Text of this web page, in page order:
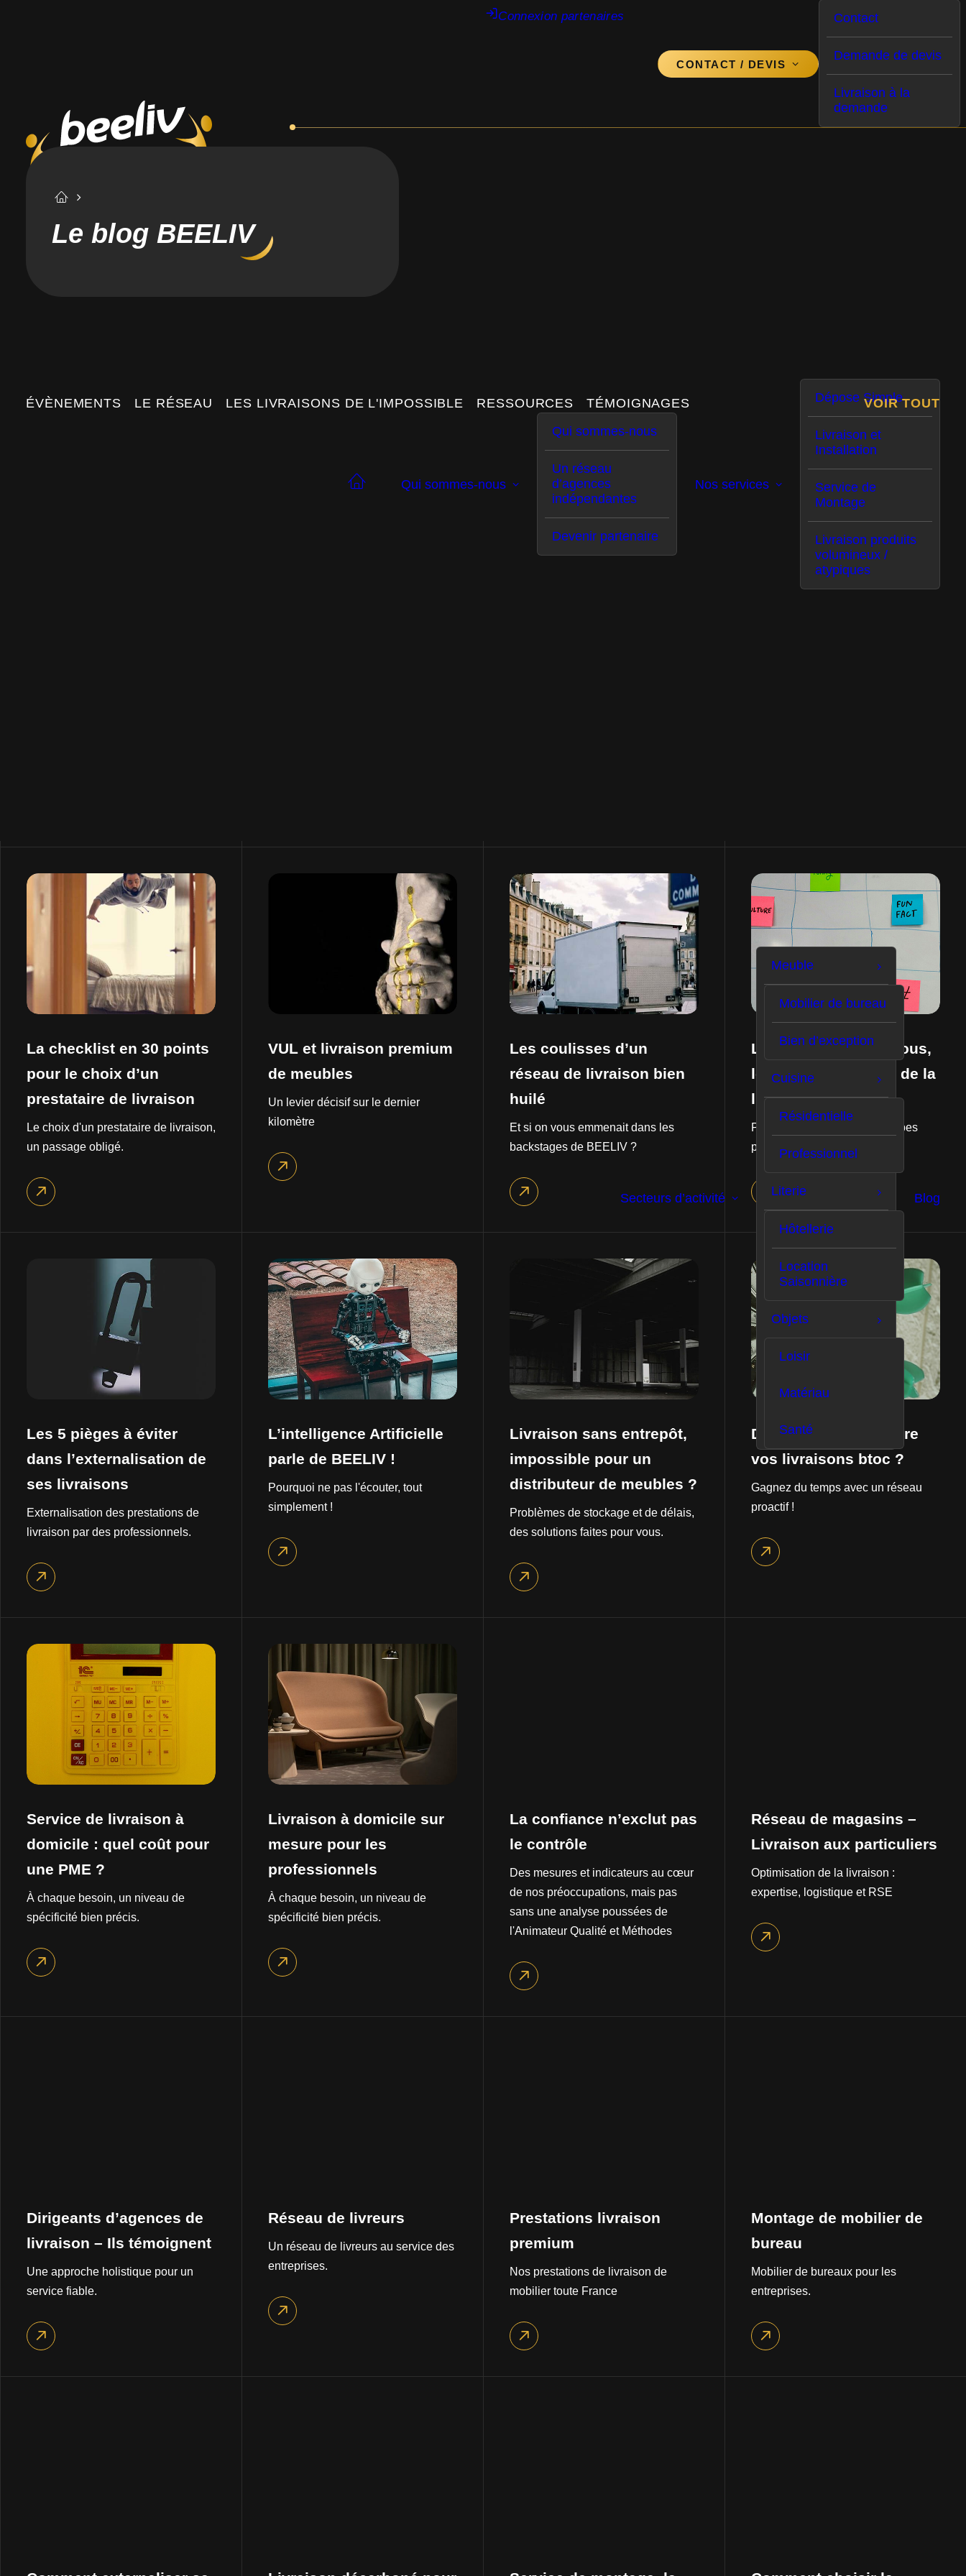
Connexion partenaires
CONTACT / DEVIS
Contact
Demande de devis
Livraison à la
demande
Qui sommes-nous
Qui sommes-nous
Un réseau
d’agences
indépendantes
Devenir partenaire
Nos services
Dépose Simple
Livraison et
Installation
Service de
Montage
Livraison produits
volumineux /
atypiques
Secteurs d’activité
Meuble
Mobilier de bureau
Bien d’exception
Cuisine
Résidentielle
Professionnel
Literie
Hôtellerie
Location
Saisonnière
Objets
Loisir
Matériau
Santé
Blog
Le blog BEELIV
VOIR TOUT
ÉVÈNEMENTS LE RÉSEAU LES LIVRAISONS DE L'IMPOSSIBLE RESSOURCES TÉMOIGNAGES
La checklist en 30 points
pour le choix d’un
prestataire de livraison
Le choix d'un prestataire de livraison,
un passage obligé.
VUL et livraison premium
de meubles
Un levier décisif sur le dernier
kilomètre
Les coulisses d’un
réseau de livraison bien
huilé
Et si on vous emmenait dans les
backstages de BEELIV ?
La prise de rendez-vous,
le point névralgique de la
livraison
Planifier le passage des équipes
participe à la qualité globale.
Les 5 pièges à éviter
dans l’externalisation de
ses livraisons
Externalisation des prestations de
livraison par des professionnels.
L’intelligence Artificielle
parle de BEELIV !
Pourquoi ne pas l'écouter, tout
simplement !
Livraison sans entrepôt,
impossible pour un
distributeur de meubles ?
Problèmes de stockage et de délais,
des solutions faites pour vous.
Des difficultés à suivre
vos livraisons btoc ?
Gagnez du temps avec un réseau
proactif !
Service de livraison à
domicile : quel coût pour
une PME ?
À chaque besoin, un niveau de
spécificité bien précis.
Livraison à domicile sur
mesure pour les
professionnels
À chaque besoin, un niveau de
spécificité bien précis.
La confiance n’exclut pas
le contrôle
Des mesures et indicateurs au cœur
de nos préoccupations, mais pas
sans une analyse poussées de
l'Animateur Qualité et Méthodes
Réseau de magasins –
Livraison aux particuliers
Optimisation de la livraison :
expertise, logistique et RSE
Dirigeants d’agences de
livraison – Ils témoignent
Une approche holistique pour un
service fiable.
Réseau de livreurs
Un réseau de livreurs au service des
entreprises.
Prestations livraison
premium
Nos prestations de livraison de
mobilier toute France
Montage de mobilier de
bureau
Mobilier de bureaux pour les
entreprises.